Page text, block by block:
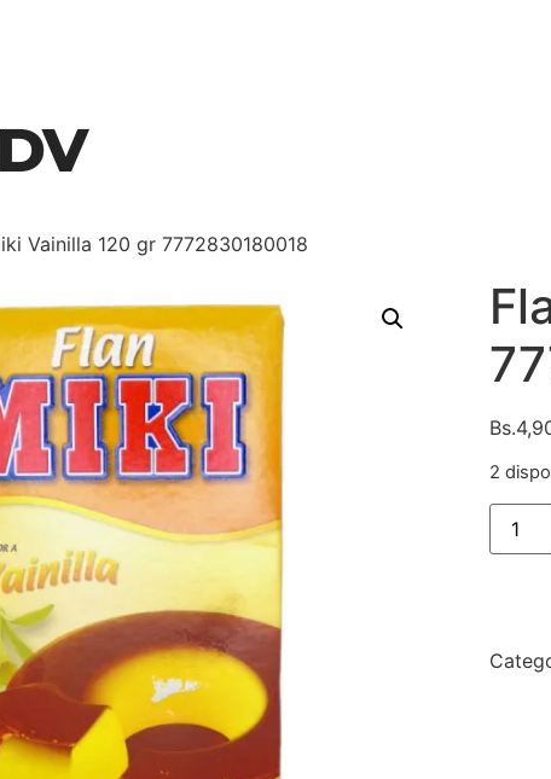
Vainilla 120 gr 7772830180018
Bs.
2